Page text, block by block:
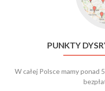
PUNKTY
W całej Polsce mamy